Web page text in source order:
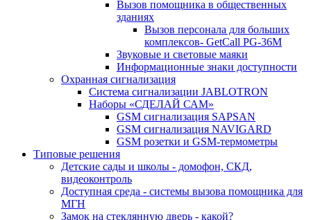
Вызов помощника в общественных
зданиях
Вызов персонала для больших
комплексов- GetCall PG-36M
Звуковые и световые маяки
Информационные знаки доступности
Охранная сигнализация
Система сигнализации JABLOTRON
Наборы «СДЕЛАЙ САМ»
GSM сигнализация SAPSAN
GSM сигнализация NAVIGARD
GSM розетки и GSM-термометры
Типовые решения
Детские сады и школы - домофон, СКД,
видеоконтроль
Доступная среда - системы вызова помощника для
МГН
Замок на стеклянную дверь - какой?